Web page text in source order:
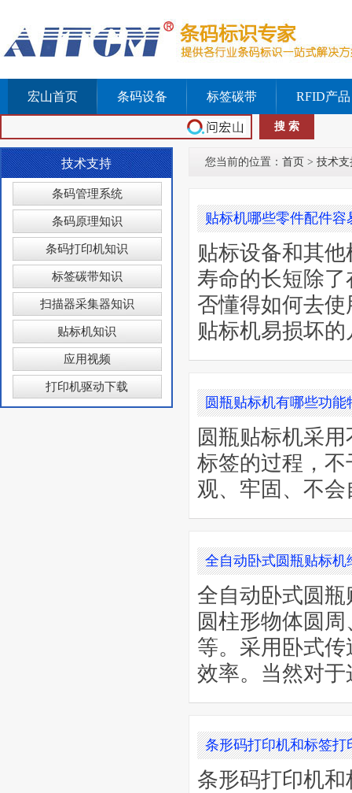
宏山首页 条码设备 标签碳带 RFID产品
技术支持
条码管理系统
条码原理知识
条码打印机知识
标签碳带知识
扫描器采集器知识
贴标机知识
应用视频
打印机驱动下载
您当前的位置： 首页 > 技术支
贴标机哪些零件配件容
贴标设备和其
寿命的长短除
否懂得如何去
贴标机易损坏
圆瓶贴标机有哪些功能
圆瓶贴标机采
标签的过程，
观、牢固、不
全自动卧式圆瓶贴标机
全自动卧式圆
圆柱形物体圆
等。采用卧式
效率。当然对
条形码打印机和标签打
条形码打印机